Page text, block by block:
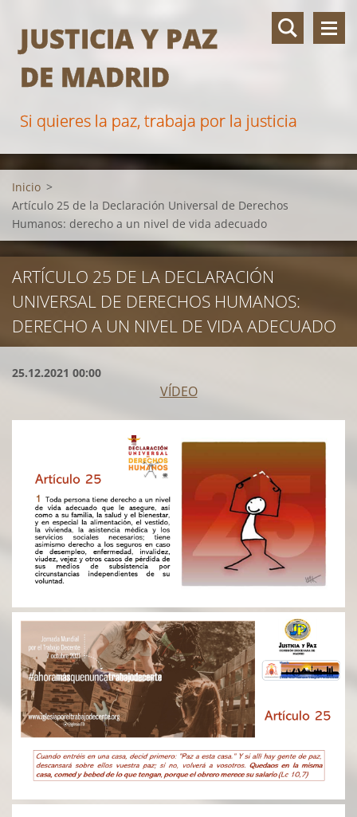
JUSTICIA Y PAZ
DE MADRID
Si quieres la paz, trabaja por la justicia
Inicio >
Artículo 25 de la Declaración Universal de Derechos
Humanos: derecho a un nivel de vida adecuado
ARTÍCULO 25 DE LA DECLARACIÓN
UNIVERSAL DE DERECHOS HUMANOS:
DERECHO A UN NIVEL DE VIDA ADECUADO
25.12.2021 00:00
VÍDEO